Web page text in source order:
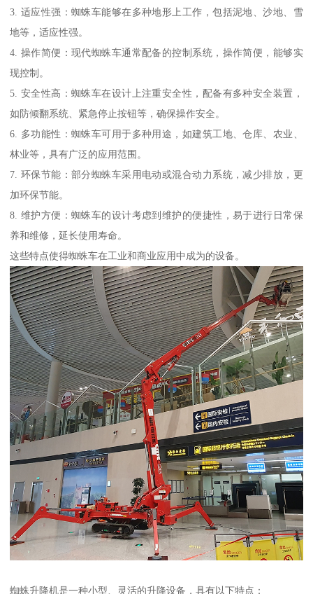
3. 适应性强：蜘蛛车能够在多种地形上工作，包括泥地、沙地、雪
地等，适应性强。
4. 操作简便：现代蜘蛛车通常配备的控制系统，操作简便，能够实
现控制。
5. 安全性高：蜘蛛车在设计上注重安全性，配备有多种安全装置，
如防倾翻系统、紧急停止按钮等，确保操作安全。
6. 多功能性：蜘蛛车可用于多种用途，如建筑工地、仓库、农业、
林业等，具有广泛的应用范围。
7. 环保节能：部分蜘蛛车采用电动或混合动力系统，减少排放，更
加环保节能。
8. 维护方便：蜘蛛车的设计考虑到维护的便捷性，易于进行日常保
养和维修，延长使用寿命。
这些特点使得蜘蛛车在工业和商业应用中成为的设备。
蜘蛛升降机是一种小型、灵活的升降设备，具有以下特点：